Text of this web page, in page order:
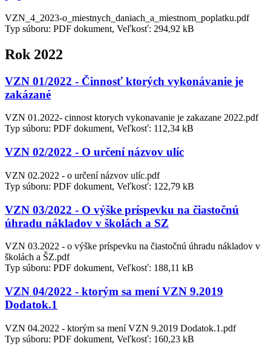
VZN_4_2023-o_miestnych_daniach_a_miestnom_poplatku.pdf
Typ súboru: PDF dokument, Veľkosť: 294,92 kB
Rok 2022
VZN 01/2022 - Činnosť ktorých vykonávanie je
zakázané
VZN 01.2022- cinnost ktorych vykonavanie je zakazane 2022.pdf
Typ súboru: PDF dokument, Veľkosť: 112,34 kB
VZN 02/2022 - O určení názvov ulíc
VZN 02.2022 - o určení názvov ulíc.pdf
Typ súboru: PDF dokument, Veľkosť: 122,79 kB
VZN 03/2022 - O výške príspevku na čiastočnú
úhradu nákladov v školách a SZ
VZN 03.2022 - o výške príspevku na čiastočnú úhradu nákladov v
školách a ŠZ.pdf
Typ súboru: PDF dokument, Veľkosť: 188,11 kB
VZN 04/2022 - ktorým sa mení VZN 9.2019
Dodatok.1
VZN 04.2022 - ktorým sa mení VZN 9.2019 Dodatok.1.pdf
Typ súboru: PDF dokument, Veľkosť: 160,23 kB